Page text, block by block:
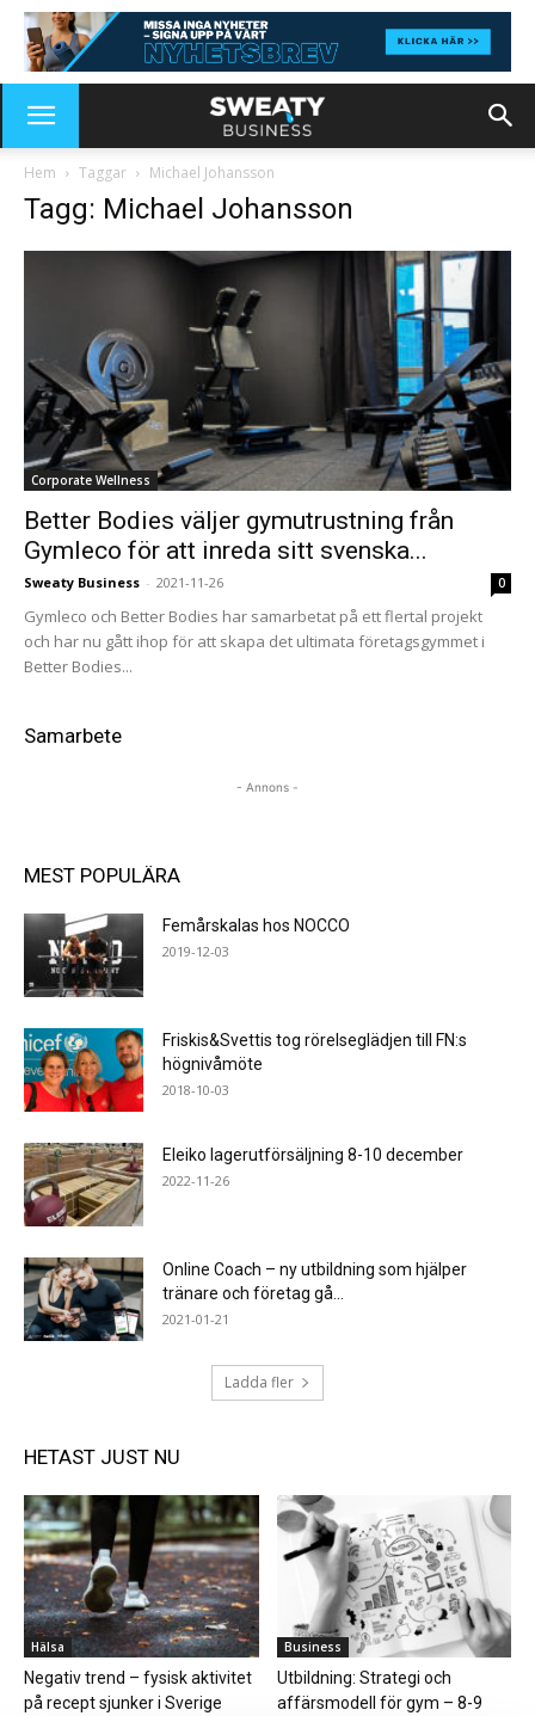
Hem Taggar Michael Johansson
Tagg: Michael Johansson
Corporate Wellness
Better Bodies väljer gymutrustning från
Gymleco för att inreda sitt svenska...
Sweaty Business - 2021-11-26 0
Gymleco och Better Bodies har samarbetat på ett flertal projekt
och har nu gått ihop för att skapa det ultimata företagsgymmet i
Better Bodies...
Samarbete
- Annons -
MEST POPULÄRA
Femårskalas hos NOCCO
2019-12-03
Friskis&Svettis tog rörelseglädjen till FN:s
högnivåmöte
2018-10-03
Eleiko lagerutförsäljning 8-10 december
2022-11-26
Online Coach – ny utbildning som hjälper
tränare och företag gå...
2021-01-21
Ladda fler
HETAST JUST NU
Hälsa
Negativ trend – fysisk aktivitet
på recept sjunker i Sverige
Business
Utbildning: Strategi och
affärsmodell för gym – 8-9